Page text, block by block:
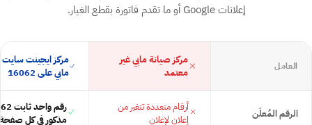
إعلانات Google أو ما تقدم فاتورة بقطع الغيار.
العامل
مركز صيانة مابي غير
معتمد
مركز ايجينت
مابي على 16062
الرقم المُعلَن
أرقام متعددة تتغير من
إعلان لإعلان
مذكور في كل صفحة